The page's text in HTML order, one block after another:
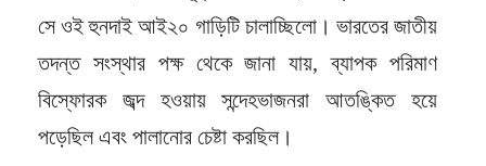
সে ওই হুনদাই আই২০ গাড়িটি চালাচ্ছিলো। ভারতের জাতীয়
তদন্ত সংস্থার পক্ষ থেকে জানা যায়, ব্যাপক পরিমাণ
বিস্ফোরক জব্দ হওয়ায় সন্দেহভাজনরা আতঙ্কিত হয়ে
পড়েছিল এবং পালানোর চেষ্টা করছিল।